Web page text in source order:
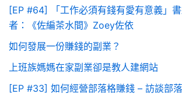
[EP #64] 「工作必須有錢有愛有意義」
者：《佐編茶水間》Zoey佐依
如何發展一份賺錢的副業？
上班族媽媽在家副業卻是教人建網站
[EP #33] 如何經營部落格賺錢 – 訪談部